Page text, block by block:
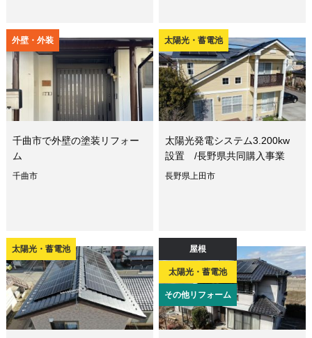
外壁・外装
千曲市で外壁の塗装リフォー
ム
千曲市
太陽光・蓄電池
太陽光発電システム3.200kw
設置 /長野県共同購入事業
長野県上田市
太陽光・蓄電池 屋根
太陽光・蓄電池
その他リフォーム